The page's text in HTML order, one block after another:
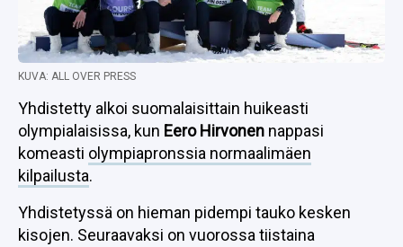
KUVA: ALL OVER PRESS
Yhdistetty alkoi suomalaisittain huikeasti
olympialaisissa, kun Eero Hirvonen nappasi
komeasti olympiapronssia normaalimäen
kilpailusta.
Yhdistetyssä on hieman pidempi tauko kesken
kisojen. Seuraavaksi on vuorossa tiistaina